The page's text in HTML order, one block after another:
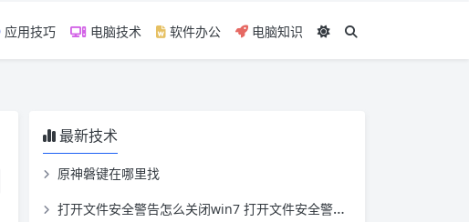
应用技巧 电脑技术 软件办公 电脑知识
最新技术
原神磐键在哪里找
打开文件安全警告怎么关闭win7 打开文件安全警告怎么关闭win11